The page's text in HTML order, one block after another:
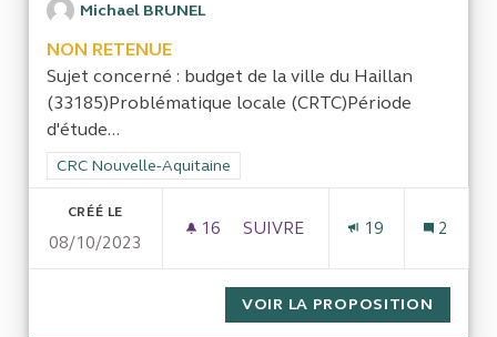
Michael BRUNEL
NON RETENUE
Sujet concerné : budget de la ville du Haillan
(33185)Problématique locale (CRTC)Période
d'étude...
Filtrer les résultats de la catégorie : CRC Nouvelle-Aquitaine
CRC Nouvelle-Aquitaine
CRÉÉ LE
08/10/2023
16 16 ABONNÉS
SUIVRE
19 2
VOIR LA PROPOSITION